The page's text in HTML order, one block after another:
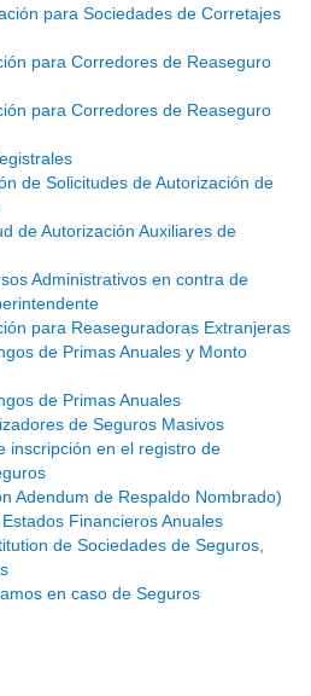
para Sociedades de Corretajes
para Corredores de Reaseguro
para Corredores de Reaseguro
de Solicitudes de Autorización de
de Autorización Auxiliares de
Administrativos en contra de
para Reaseguradoras Extranjeras
de Primas Anuales y Monto
de Primas Anuales
de Seguros Masivos
inscripción en el registro de
Adendum de Respaldo Nombrado)
Financieros Anuales
de Sociedades de Seguros,
en caso de Seguros